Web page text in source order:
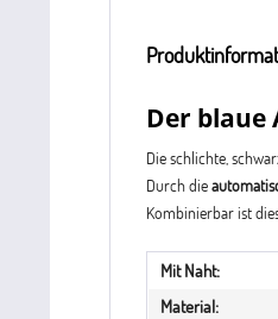
Der blaue
Die schlichte,
Durch die
Kombinierbar ist
Mit Naht:
Material: